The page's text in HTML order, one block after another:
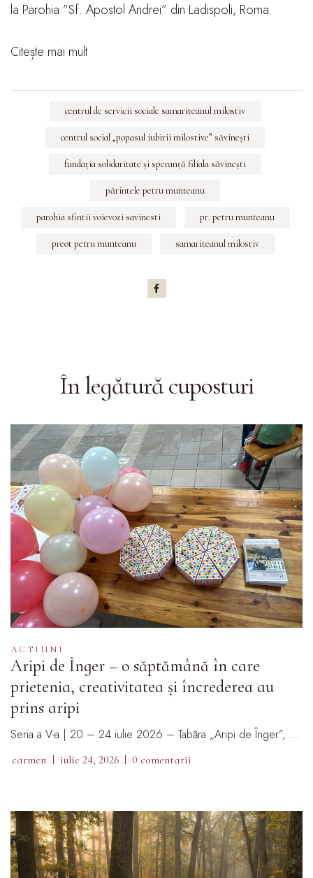
la Parohia ”Sf. Apostol Andrei” din Ladispoli, Roma.
Citește mai mult
centrul de servicii sociale samariteanul milostiv
centrul social „popasul iubirii milostive” săvineşti
fundaţia solidaritate şi speranţă filiala săvineşti
părintele petru munteanu
parohia sfintii voievozi savinesti pr. petru munteanu
preot petru munteanu samariteanul milostiv
În legătură cuposturi
ACTIUNI
Aripi de Înger – o săptămână în care
prietenia, creativitatea și încrederea au
prins aripi
Seria a V-a | 20 – 24 iulie 2026 – Tabăra „Aripi de Înger”, …
carmen iulie 24, 2026 0 comentarii